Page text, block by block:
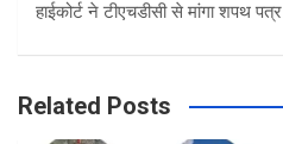
हाईकोर्ट ने टीएचडीसी से मांगा शपथ पत्र
Related Posts